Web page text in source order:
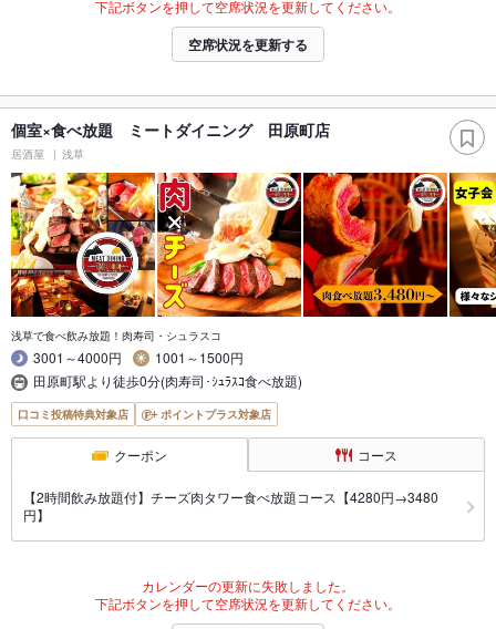
下記ボタンを押して空席状況を更新してください。
空席状況を更新する
個室×食べ放題 ミートダイニング 田原町店
居酒屋 浅草
浅草で食べ飲み放題！肉寿司・シュラスコ
3001～4000円
1001～1500円
田原町駅より徒歩0分(肉寿司･ｼｭﾗｽｺ食べ放題)
口コミ投稿特典対象店 ポイントプラス対象店
クーポン コース
【2時間飲み放題付】チーズ肉タワー食べ放題コース【4280円→3480
円】
カレンダーの更新に失敗しました。
下記ボタンを押して空席状況を更新してください。